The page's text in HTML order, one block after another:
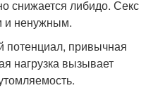
снижается либидо. Секс
и ненужным.
потенциал, привычная
нагрузка вызывает